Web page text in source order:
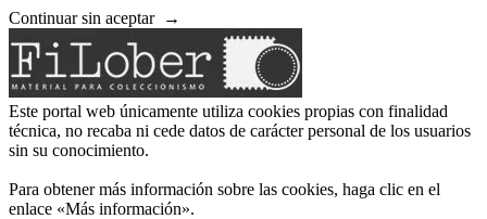
Continuar sin aceptar →
Este portal web únicamente utiliza cookies propias con finalidad
técnica, no recaba ni cede datos de carácter personal de los usuarios
sin su conocimiento.
Para obtener más información sobre las cookies, haga clic en el
enlace «Más información».